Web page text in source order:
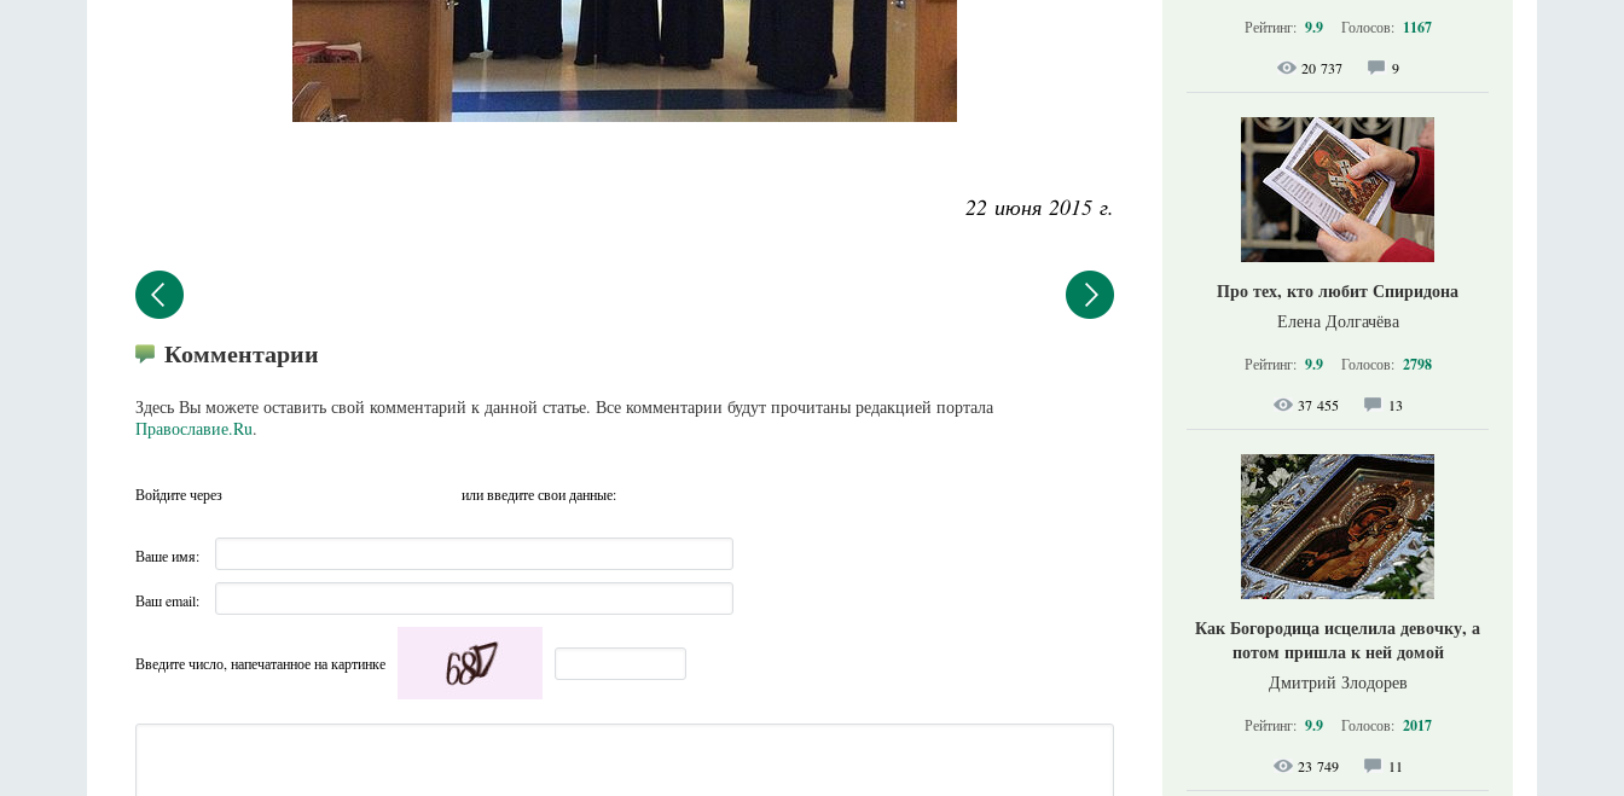
22 июня 2015 г.
Комментарии
Здесь Вы можете оставить свой комментарий к данной статье. Все комментарии будут прочитаны редакцией портала
Православие.Ru.
Войдите через или введите свои данные:
Ваше имя:
Ваш email:
Введите число, напечатанное на картинке
Рейтинг: 9.9 Голосов: 1167
20 737 9
Про тех, кто любит Спиридона
Елена Долгачёва
Рейтинг: 9.9 Голосов: 2798
37 455 13
Как Богородица исцелила девочку, а
потом пришла к ней домой
Дмитрий Злодорев
Рейтинг: 9.9 Голосов: 2017
23 749 11